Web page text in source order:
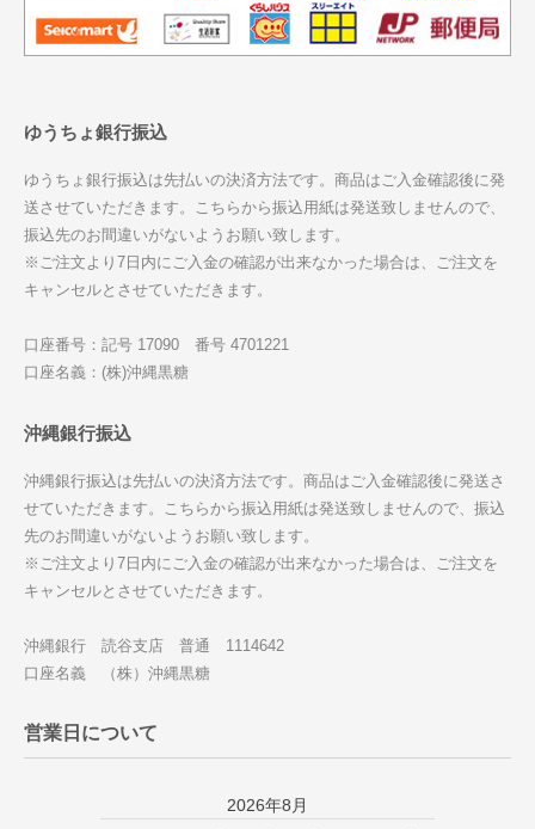
ゆうちょ銀行振込
ゆうちょ銀行振込は先払いの決済方法です。商品はご入金確認後に発
送させていただきます。こちらから振込用紙は発送致しませんので、
振込先のお間違いがないようお願い致します。
※ご注文より7日内にご入金の確認が出来なかった場合は、ご注文を
キャンセルとさせていただきます。
口座番号：記号 17090 番号 4701221
口座名義：(株)沖縄黒糖
沖縄銀行振込
沖縄銀行振込は先払いの決済方法です。商品はご入金確認後に発送さ
せていただきます。こちらから振込用紙は発送致しませんので、振込
先のお間違いがないようお願い致します。
※ご注文より7日内にご入金の確認が出来なかった場合は、ご注文を
キャンセルとさせていただきます。
沖縄銀行 読谷支店 普通 1114642
口座名義 （株）沖縄黒糖
営業日について
2026年8月